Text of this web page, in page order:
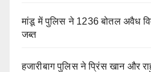
मांडू में पुलिस ने 1236 बोतल अवैध
जब्त
हजारीबाग पुलिस ने प्रिंस खान और